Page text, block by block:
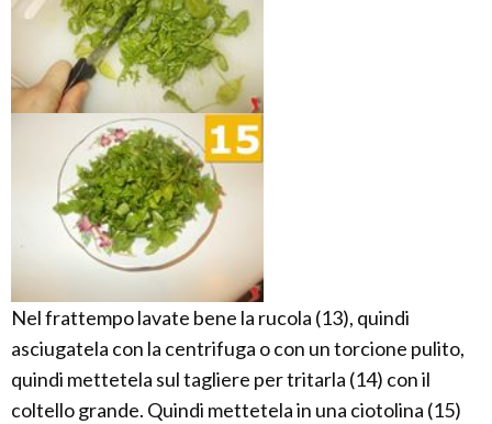
Nel frattempo lavate bene la rucola (13), quindi
asciugatela con la centrifuga o con un torcione pulito,
quindi mettetela sul tagliere per tritarla (14) con il
coltello grande. Quindi mettetela in una ciotolina (15)